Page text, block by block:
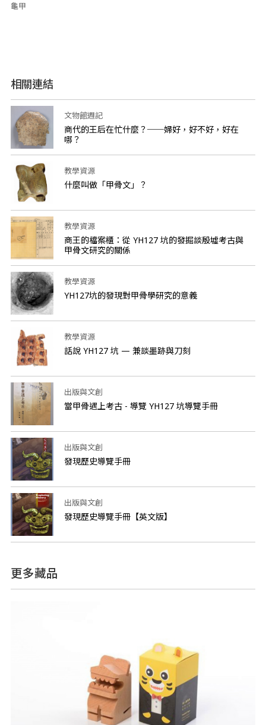
龜甲
相關連結
文物館週記
商代的王后在忙什麼？──婦好，好不好，好在
哪？
教學資源
什麼叫做「甲骨文」？
教學資源
商王的檔案櫃：從 YH127 坑的發掘談殷墟考古與
甲骨文研究的關係
教學資源
YH127坑的發現對甲骨學研究的意義
教學資源
話說 YH127 坑 — 兼談墨跡與刀刻
出版與文創
當甲骨遇上考古 - 導覽 YH127 坑導覽手冊
出版與文創
發現歷史導覽手冊
出版與文創
發現歷史導覽手冊【英文版】
更多藏品